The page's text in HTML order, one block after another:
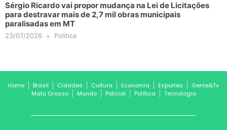
Sérgio Ricardo vai propor mudança na Lei de Licitações
para destravar mais de 2,7 mil obras municipais
paralisadas em MT
23/07/2026 Política
Home Brasil Cidades Cultura Economia Esportes
Gente&Tv
Mato Grosso
Mundo Policial Política Tecnologia